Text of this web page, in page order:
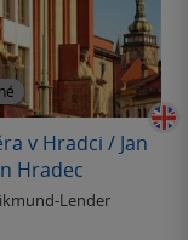
v Hradci / Jan
Hradec
Lender